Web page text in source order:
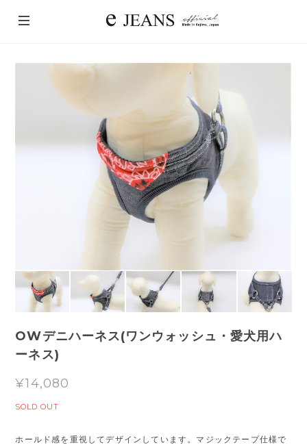
OWデニハーネス(ワンウォッシュ・愛犬用ハ
ーネス)
¥14,080
SOLD OUT
ホールド感を重視してデザインしています。マジックテープ仕様で